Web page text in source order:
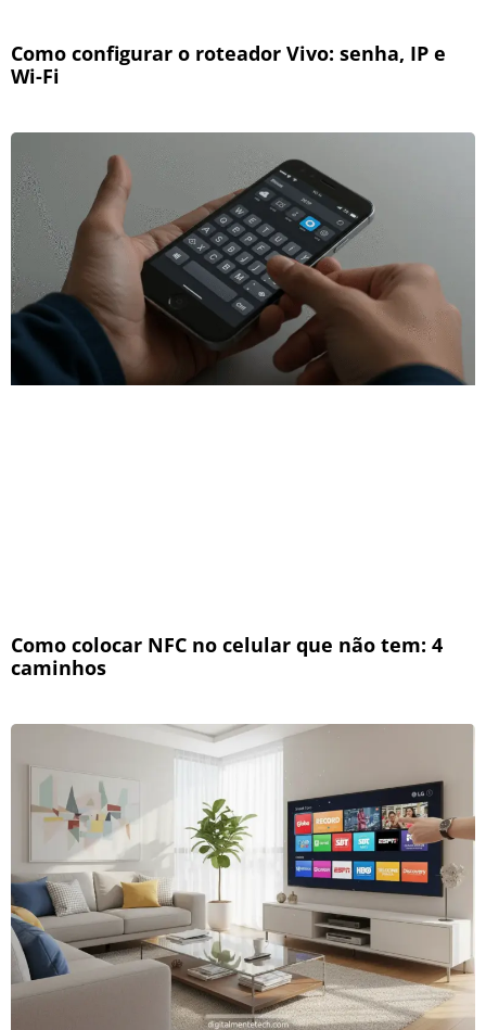
Como configurar o roteador Vivo: senha, IP e
Wi-Fi
Como colocar NFC no celular que não tem: 4
caminhos